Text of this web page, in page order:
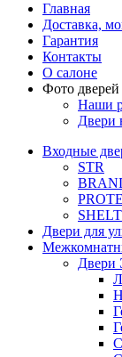
Главная
Доставка,
Гарантия
Контакты
О салоне
Фото дверей
Наши
Двери
Входные
STR
Двери для
Двери